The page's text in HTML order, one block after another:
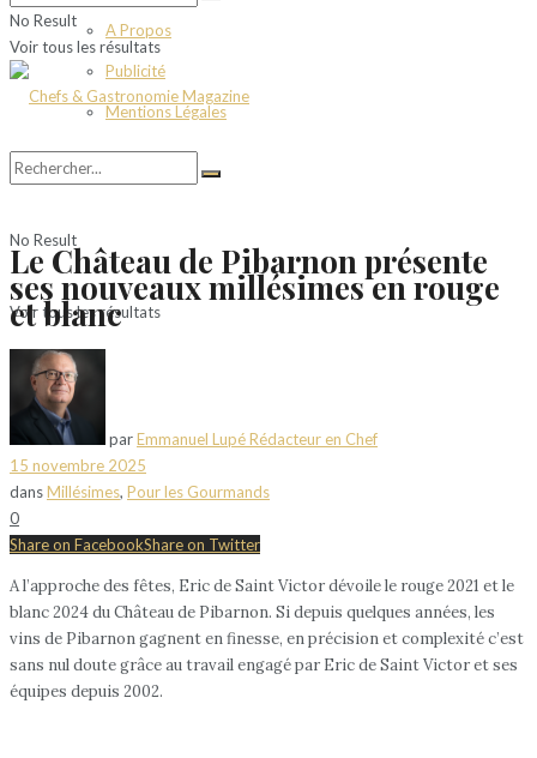
A Propos
Publicité
Mentions Légales
No Result
Voir tous les résultats
No Result
Voir tous les résultats
Le Château de Pibarnon présente
ses nouveaux millésimes en rouge
et blanc
parEmmanuel Lupé Rédacteur en Chef
15 novembre 2025
dansMillésimes, Pour les Gourmands
0
Share on FacebookShare on Twitter
A l’approche des fêtes, Eric de Saint Victor dévoile le rouge 2021 et le
blanc 2024 du Château de Pibarnon. Si depuis quelques années, les
vins de Pibarnon gagnent en finesse, en précision et complexité c’est
sans nul doute grâce au travail engagé par Eric de Saint Victor et ses
équipes depuis 2002.